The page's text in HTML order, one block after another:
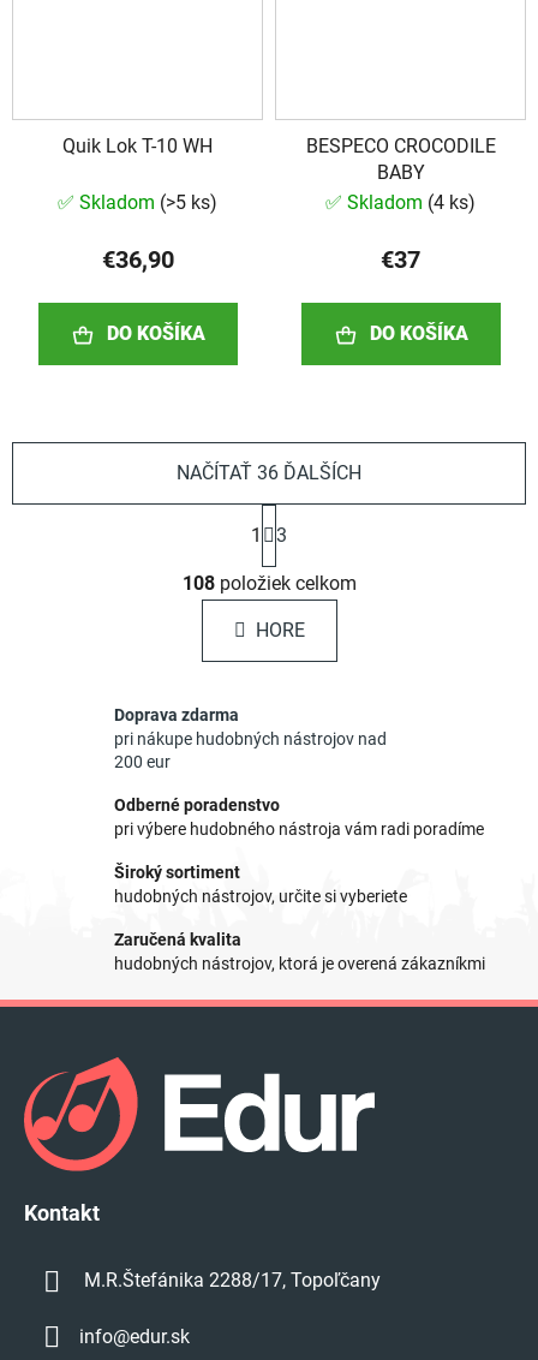
Quik Lok T-10 WH
✅ Skladom (>5 ks)
€36,90
DO KOŠÍKA
BESPECO CROCODILE
BABY
✅ Skladom (4 ks)
€37
DO KOŠÍKA
O
v
l
á
d
i
p
r
y
ý
i
u
NAČÍTAŤ 36 ĎALŠÍCH
t
r
á
n
k
i
1 3
108položiek celkom
HORE
Doprava zdarma
pri nákupe hudobných nástrojov nad
200 eur
Odberné poradenstvo
pri výbere hudobného nástroja vám radi poradíme
Široký sortiment
hudobných nástrojov, určite si vyberiete
Zaručená kvalita
hudobných nástrojov, ktorá je overená zákazníkmi
Kontakt
M.R.Štefánika 2288/17, Topoľčany
info@edur.sk